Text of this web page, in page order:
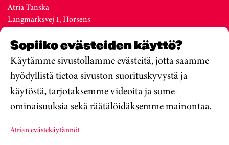
Sopiiko evästeiden käyttö?
Käytämme sivustollamme evästeitä, jotta saamme
hyödyllistä tietoa sivuston suorituskyvystä ja
käytöstä, tarjotaksemme videoita ja some-
ominaisuuksia sekä räätälöidäksemme mainontaa.
Atrian evästekäytännöt
Atria Tanska
Langmarksvej 1, Horsens
Denmark
Vaihde +45 76 28 25 00
Atria Viro
Metsa str. 19, Valga
Estonia